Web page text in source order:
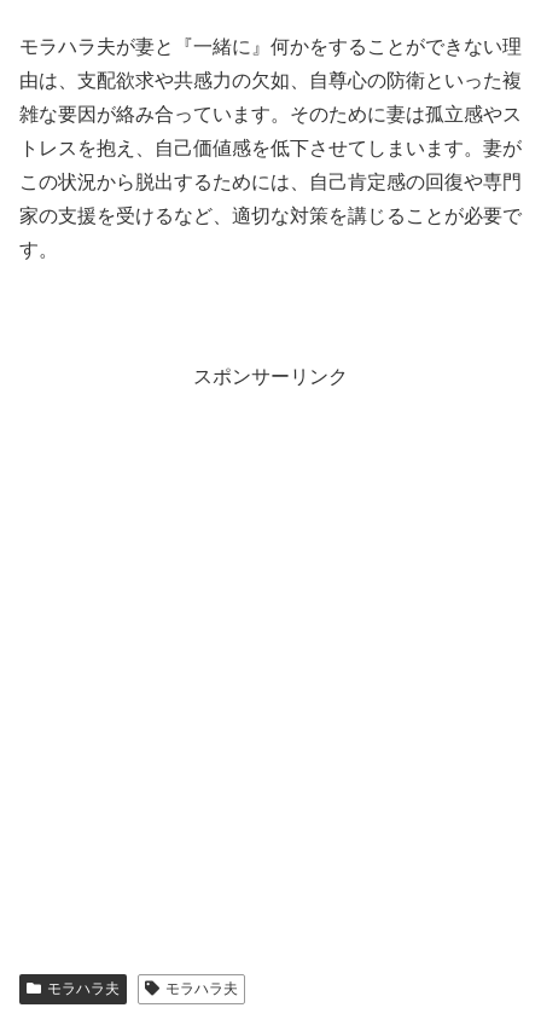
モラハラ夫が妻と『一緒に』何かをすることができない理
由は、支配欲求や共感力の欠如、自尊心の防衛といった複
雑な要因が絡み合っています。そのために妻は孤立感やス
トレスを抱え、自己価値感を低下させてしまいます。妻が
この状況から脱出するためには、自己肯定感の回復や専門
家の支援を受けるなど、適切な対策を講じることが必要で
す。
スポンサーリンク
モラハラ夫 モラハラ夫